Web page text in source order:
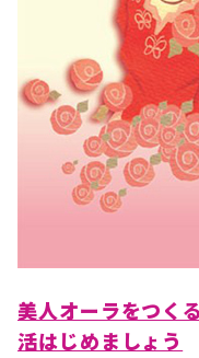
美人オーラをつく
活はじめましょう